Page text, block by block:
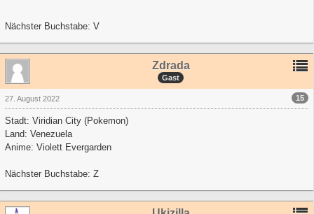
Nächster Buchstabe: V
Zdrada
Gast
15
27. August 2022
Stadt: Viridian City (Pokemon)
Land: Venezuela
Anime: Violett Evergarden
Nächster Buchstabe: Z